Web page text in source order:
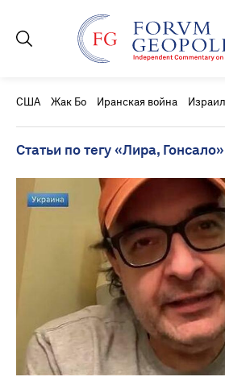
США Жак Бо Иранская война
Статьи по тегу «Лира, Гонсало»